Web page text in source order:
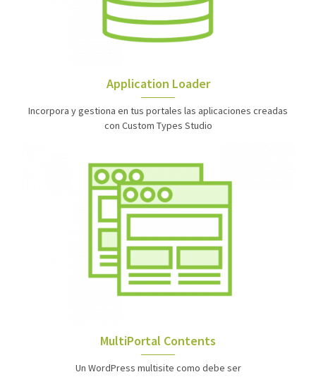
Application Loader
Incorpora y gestiona en tus portales las aplicaciones creadas
con Custom Types Studio
MultiPortal Contents
Un WordPress multisite como debe ser